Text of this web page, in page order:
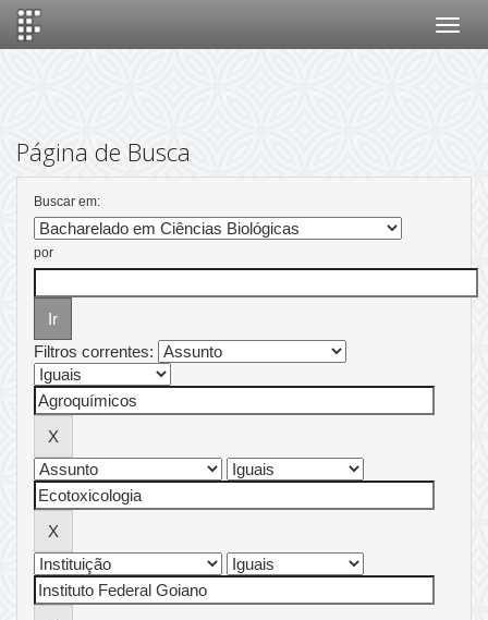
Página de Busca
Buscar em:
por
Filtros correntes: